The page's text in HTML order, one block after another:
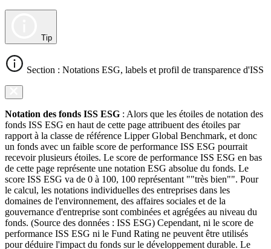
Tip
Section : Notations ESG, labels et profil de transparence d'ISS
Notation des fonds ISS ESG : Alors que les étoiles de notation des
fonds ISS ESG en haut de cette page attribuent des étoiles par
rapport à la classe de référence Lipper Global Benchmark, et donc
un fonds avec un faible score de performance ISS ESG pourrait
recevoir plusieurs étoiles. Le score de performance ISS ESG en bas
de cette page représente une notation ESG absolue du fonds. Le
score ISS ESG va de 0 à 100, 100 représentant ""très bien"". Pour
le calcul, les notations individuelles des entreprises dans les
domaines de l'environnement, des affaires sociales et de la
gouvernance d'entreprise sont combinées et agrégées au niveau du
fonds. (Source des données : ISS ESG) Cependant, ni le score de
performance ISS ESG ni le Fund Rating ne peuvent être utilisés
pour déduire l'impact du fonds sur le développement durable. Le